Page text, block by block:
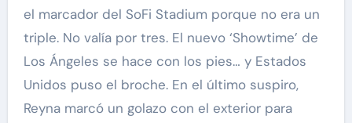
el marcador del SoFi Stadium porque no era un
triple. No valía por tres. El nuevo ‘Showtime’ de
Los Ángeles se hace con los pies… y Estados
Unidos puso el broche. En el último suspiro,
Reyna marcó un golazo con el exterior para